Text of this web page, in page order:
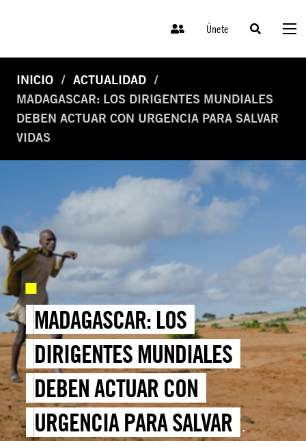
Únete
INICIO
ACTUALIDAD
MADAGASCAR: LOS DIRIGENTES MUNDIALES
DEBEN ACTUAR CON URGENCIA PARA SALVAR
VIDAS
MADAGASCAR: LOS
DIRIGENTES MUNDIALES
DEBEN ACTUAR CON
URGENCIA PARA SALVAR